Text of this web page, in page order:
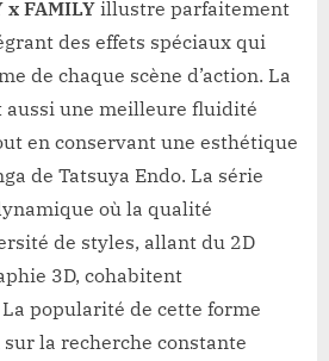
x FAMILY illustre parfaitement
des effets spéciaux qui
de chaque scène d’action. La
aussi une meilleure fluidité
en conservant une esthétique
de Tatsuya Endo. La série
où la qualité
de styles, allant du 2D
3D, cohabitent
popularité de cette forme
sur la recherche constante